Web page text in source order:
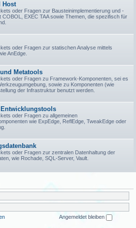
Host
oder Fragen zur Bausteinimplementierung und -
COBOL, EXEC TAA sowie Themen, die spezifisch für
oder Fragen zur statischen Analyse mittels
AnEdge.
Metatools
oder Fragen zu Framework-Komponenten, sei es
sowie zu Komponenten (wie
der Infrastruktur benutzt werden.
oder Fragen zu allgemeinen
wie ExpEdge, ReflEdge, TweakEdge oder
oder Fragen zur zentralen Datenhaltung der
wie Rochade, SQL-Server, Vault.
Angemeldet bleiben